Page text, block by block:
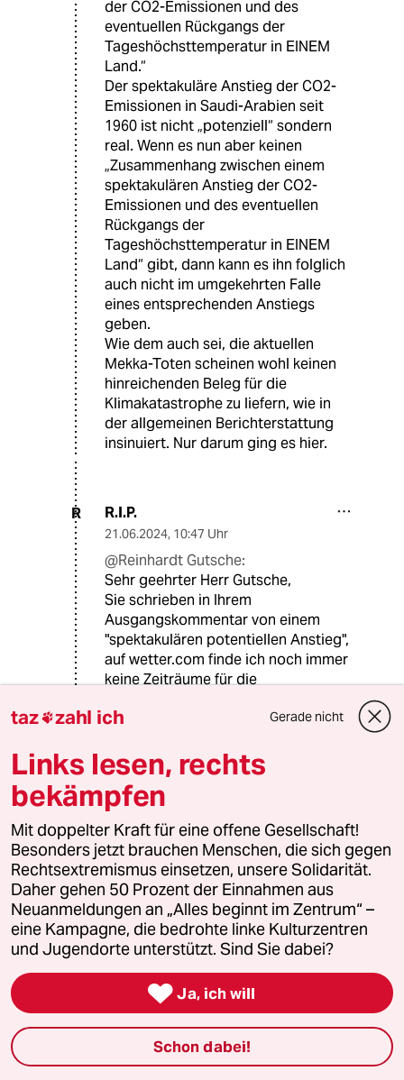
der CO2-Emissionen und des
eventuellen Rückgangs der
Tageshöchsttemperatur in EINEM
Land.“
Der spektakuläre Anstieg der CO2-
Emissionen in Saudi-Arabien seit
1960 ist nicht „potenziell“ sondern
real. Wenn es nun aber keinen
„Zusammenhang zwischen einem
spektakulären Anstieg der CO2-
Emissionen und des eventuellen
Rückgangs der
Tageshöchsttemperatur in EINEM
Land“ gibt, dann kann es ihn folglich
auch nicht im umgekehrten Falle
eines entsprechenden Anstiegs
geben.
Wie dem auch sei, die aktuellen
Mekka-Toten scheinen wohl keinen
hinreichenden Beleg für die
Klimakatastrophe zu liefern, wie in
der allgemeinen Berichterstattung
insinuiert. Nur darum ging es hier.
R R.I.P.
21.06.2024, 10:47 Uhr
@Reinhardt Gutsche:
Sehr geehrter Herr Gutsche,
Sie schrieben in Ihrem
Ausgangskommentar von einem
"spektakulären potentiellen Anstieg",
auf wetter.com finde ich noch immer
keine Zeiträume für die
Darüber hinaus ist Ihr
von Behauptungen die so unlogisch
und widersprüchlich sind, daß maus
sich schwertut das ganze gleichzeitig
in seinem Hirn unterzubringen.
Ihr
Juan Vaho
B blutorange
@Reinhardt Gutsche:
Bei der Antwort ging es nur darum,
dass es keinen DIREKTEN
Zusammenhang zwischen dem CO2-
taz zahl ich Gerade nicht
Links lesen, rechts
bekämpfen
Mit doppelter Kraft für eine offene Gesellschaft!
Besonders jetzt brauchen Menschen, die sich gegen
Rechtsextremismus einsetzen, unsere Solidarität.
Daher gehen 50 Prozent der Einnahmen aus
Neuanmeldungen an „Alles beginnt im Zentrum“ –
eine Kampagne, die bedrohte linke Kulturzentren
und Jugendorte unterstützt. Sind Sie dabei?
 Ja, ich will
Schon dabei!